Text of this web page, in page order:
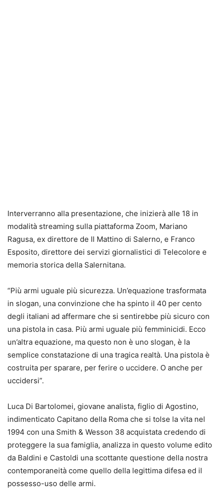
Interverranno alla presentazione, che inizierà alle 18 in
modalità streaming sulla piattaforma Zoom, Mariano
Ragusa, ex direttore de Il Mattino di Salerno, e Franco
Esposito, direttore dei servizi giornalistici di Telecolore e
memoria storica della Salernitana.
“Più armi uguale più sicurezza. Un’equazione trasformata
in slogan, una convinzione che ha spinto il 40 per cento
degli italiani ad affermare che si sentirebbe più sicuro con
una pistola in casa. Più armi uguale più femminicidi. Ecco
un’altra equazione, ma questo non è uno slogan, è la
semplice constatazione di una tragica realtà. Una pistola è
costruita per sparare, per ferire o uccidere. O anche per
uccidersi”.
Luca Di Bartolomei, giovane analista, figlio di Agostino,
indimenticato Capitano della Roma che si tolse la vita nel
1994 con una Smith & Wesson 38 acquistata credendo di
proteggere la sua famiglia, analizza in questo volume edito
da Baldini e Castoldi una scottante questione della nostra
contemporaneità come quello della legittima difesa ed il
possesso-uso delle armi.